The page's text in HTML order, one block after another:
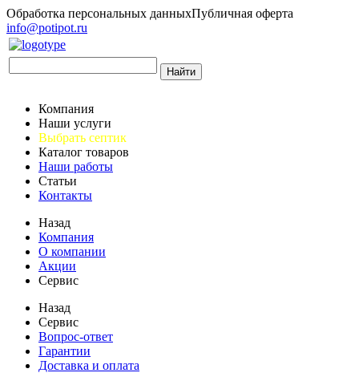
Обработка персональных данныхПубличная оферта
info@potipot.ru
Найти
Компания
Наши услуги
Выбрать септик
Каталог товаров
Наши работы
Статьи
Контакты
Назад
Компания
О компании
Акции
Сервис
Назад
Сервис
Вопрос-ответ
Гарантии
Доставка и оплата